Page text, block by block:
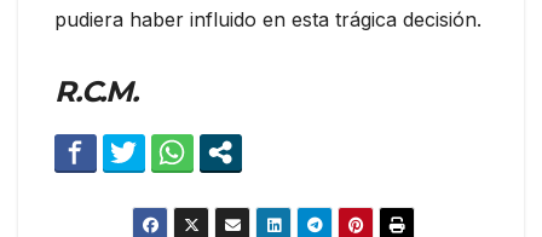
pudiera haber influido en esta trágica decisión.
R.C.M.